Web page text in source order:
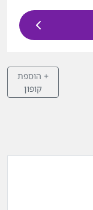
+ הוספת
קופון